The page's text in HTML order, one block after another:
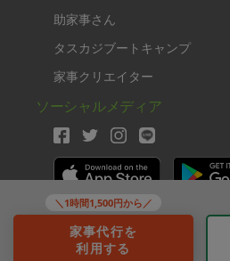
＼1時間1,500円から／
家事代行を
利用する
助家事さん
タスカジブートキャンプ
家事クリエイター
ソーシャルメディア